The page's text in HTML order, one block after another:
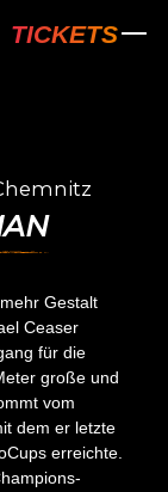
TICKETS
Gestalt
Ceaser
für die
große und
vom
dem er letzte
erreichte.